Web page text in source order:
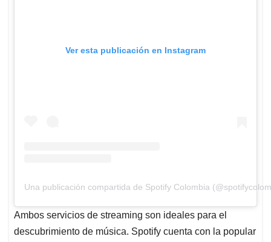
Ver esta publicación en Instagram
Una publicación compartida de Spotify Colombia
Ambos servicios de streaming son ideales para el
descubrimiento de música. Spotify cuenta con la popular